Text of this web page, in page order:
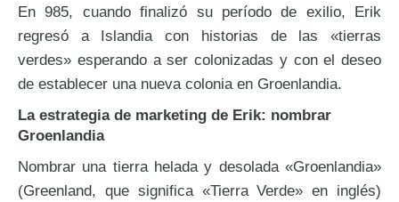
En 985, cuando finalizó su período de exilio, Erik
regresó a Islandia con historias de las «tierras
verdes» esperando a ser colonizadas y con el deseo
de establecer una nueva colonia en Groenlandia.
La estrategia de marketing de Erik: nombrar
Groenlandia
Nombrar una tierra helada y desolada «Groenlandia»
(Greenland, que significa «Tierra Verde» en inglés)